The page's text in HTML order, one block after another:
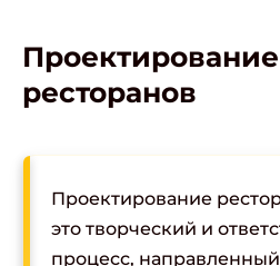
ресторанов
Проектирование
это творческий и
процесс,